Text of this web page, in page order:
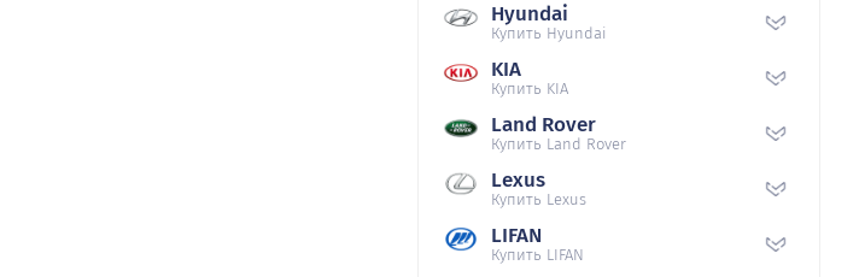
Hyundai
Купить Hyundai
KIA
Купить KIA
Land Rover
Купить Land Rover
Lexus
Купить Lexus
LIFAN
Купить LIFAN